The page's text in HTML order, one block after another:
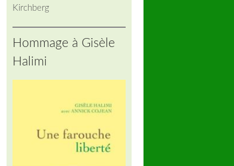
Kirchberg
Hommage à Gisèle
Halimi